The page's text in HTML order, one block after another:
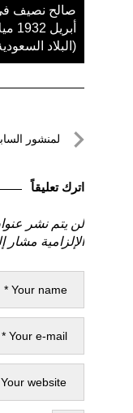
(البلاد السعودية) في 1365/4/1
تصفّح
لمنشور
السابق
اترك تعليقاً
لن يتم نشر
الإلزامية مشار